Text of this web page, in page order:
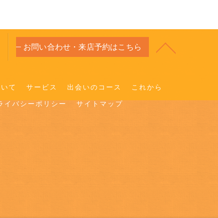
お問い合わせ・来店予約はこちら
て サービス 出会いのコース これから
イバシーポリシー サイトマップ